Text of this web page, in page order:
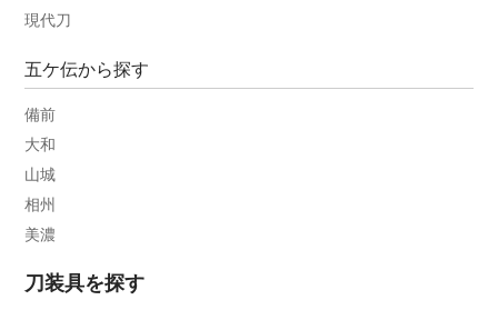
現代刀
五ケ伝から探す
備前
大和
山城
相州
美濃
刀装具を探す